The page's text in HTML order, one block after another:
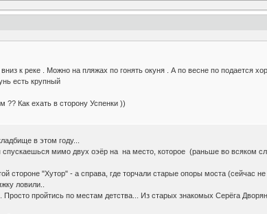
к реке . Можно на пляжах по гонять окуня . А по весне по подается
есть крупный
?? Как ехать в сторону Успенки ))
в этом году...
спускаешься мимо двух оэёр на на место, которое (раньше во всяком
стороне "Хутор" - а справа, где торчали старые опоры моста (сейчас
ловили..
Просто пройтись по местам детства... Из старых знакомых Серёга